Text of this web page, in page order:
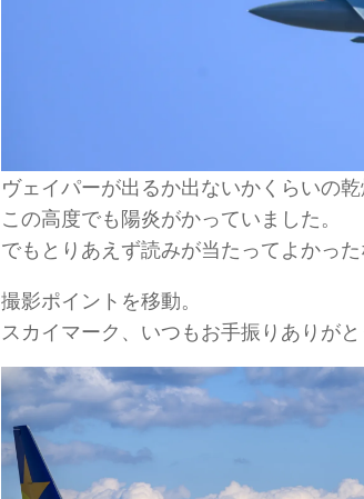
ヴェイパーが出るか出ないかくらいの
この高度でも陽炎がかっていました。
でもとりあえず読みが当たってよかった
撮影ポイントを移動。
スカイマーク、いつもお手振りありがと